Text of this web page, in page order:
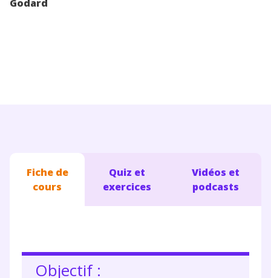
Godard
Fiche de
cours
Quiz et
exercices
Vidéos et
podcasts
Objectif :